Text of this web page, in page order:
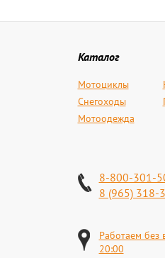
Каталог
Мотоциклы
Снегоходы
Мотоодежда
8-800-301-
8 (965) 318-
Работаем без
20:00